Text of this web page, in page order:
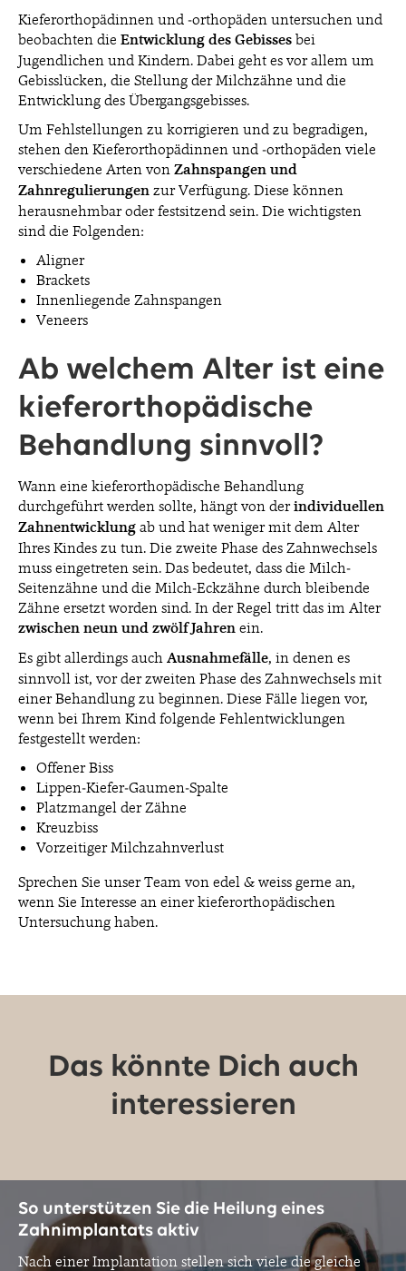
Kieferorthopädinnen und -orthopäden untersuchen und
beobachten die Entwicklung des Gebisses bei
Jugendlichen und Kindern. Dabei geht es vor allem um
Gebisslücken, die Stellung der Milchzähne und die
Entwicklung des Übergangsgebisses.
Um Fehlstellungen zu korrigieren und zu begradigen,
stehen den Kieferorthopädinnen und -orthopäden viele
verschiedene Arten von Zahnspangen und
Zahnregulierungen zur Verfügung. Diese können
herausnehmbar oder festsitzend sein. Die wichtigsten
sind die Folgenden:
Aligner
Brackets
Innenliegende Zahnspangen
Veneers
Ab welchem Alter ist eine
kieferorthopädische
Behandlung sinnvoll?
Wann eine kieferorthopädische Behandlung
durchgeführt werden sollte, hängt von derindividuellen
Zahnentwicklung ab und hat weniger mit dem Alter
Ihres Kindes zu tun. Die zweite Phase des Zahnwechsels
muss eingetreten sein. Das bedeutet, dass die Milch-
Seitenzähne und die Milch-Eckzähne durch bleibende
Zähne ersetzt worden sind. In der Regel tritt das im Alter
zwischen neun und zwölf Jahren ein.
Es gibt allerdings auch Ausnahmefälle, in denen es
sinnvoll ist, vor der zweiten Phase des Zahnwechsels mit
einer Behandlung zu beginnen. Diese Fälle liegen vor,
wenn bei Ihrem Kind folgende Fehlentwicklungen
festgestellt werden:
Offener Biss
Lippen-Kiefer-Gaumen-Spalte
Platzmangel der Zähne
Kreuzbiss
Vorzeitiger Milchzahnverlust
Sprechen Sie unser Team von edel & weiss gerne an,
wenn Sie Interesse an einer kieferorthopädischen
Untersuchung haben.
Das könnte Dich auch
interessieren
So unterstützen Sie die Heilung eines
Zahnimplantats aktiv
Nach einer Implantation stellen sich viele die gleiche